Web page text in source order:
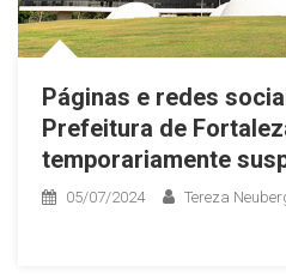
Páginas e redes
Prefeitura de
temporariamente
05/07/2024 Tereza